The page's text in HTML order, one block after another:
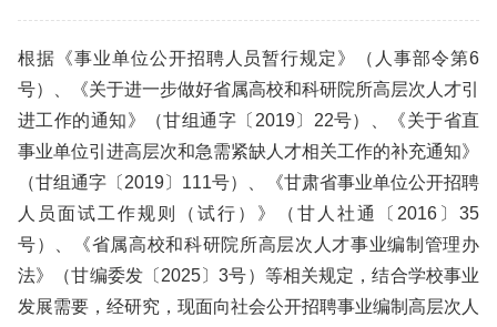
根据《事业单位公开招聘人员暂行规定》（人事部令第6
号）、《关于进一步做好省属高校和科研院所高层次人才引
进工作的通知》（甘组通字〔2019〕22号）、《关于省直
事业单位引进高层次和急需紧缺人才相关工作的补充通知》
（甘组通字〔2019〕111号）、《甘肃省事业单位公开招聘
人员面试工作规则（试行）》（甘人社通〔2016〕35
号）、《省属高校和科研院所高层次人才事业编制管理办
法》（甘编委发〔2025〕3号）等相关规定，结合学校事业
发展需要，经研究，现面向社会公开招聘事业编制高层次人